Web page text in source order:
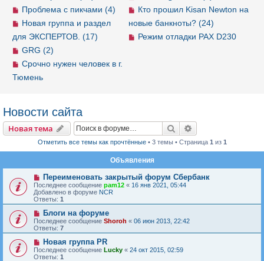
Кто прошил Kisan Newton на
новые банкноты? (24)
Режим отладки PAX D230
Проблема с пикчами (4)
Новая группа и раздел
для ЭКСПЕРТОВ. (17)
GRG (2)
Срочно нужен человек в г.
Тюмень
Новости сайта
Новая тема
Новаятема Поиск
Отметить все темы как прочтённые• 3 темы • Страница 1 из 1
Объявления
Переименовать закрытый форум Сбербанк
Последнее сообщение pam12 « 16 янв 2021, 05:44
Добавлено в форуме NCR
Ответы: 1
Блоги на форуме
Последнее сообщение Shoroh « 06 июн 2013, 22:42
Ответы: 7
Новая группа PR
Последнее сообщение Lucky « 24 окт 2015, 02:59
Ответы: 1